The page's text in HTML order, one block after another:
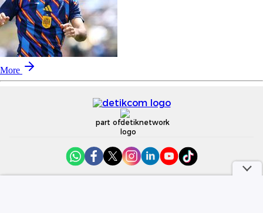
More
part of